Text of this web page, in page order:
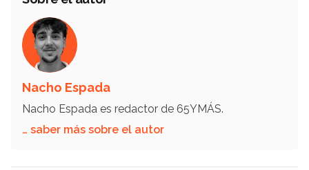
Nacho Espada
Nacho Espada es redactor de 65YMÁS.
… saber más sobre el autor